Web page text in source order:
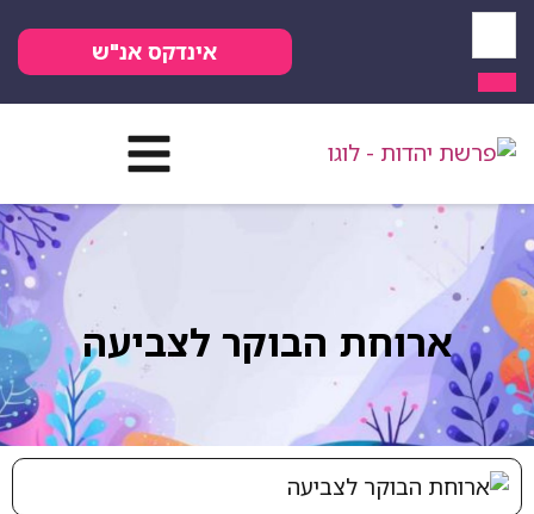
אינדקס אנ"ש
ארוחת הבוקר לצביעה